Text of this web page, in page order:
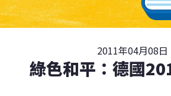
2011年04月08日
綠色和平：德國